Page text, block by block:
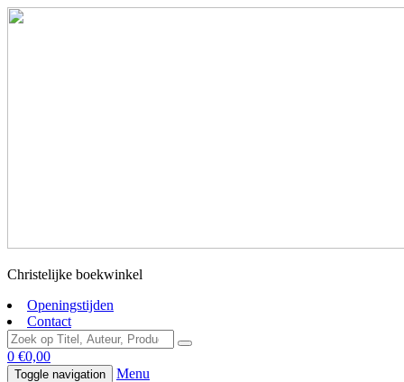
Christelijke boekwinkel
Openingstijden
Contact
0 €0,00
Toggle navigation Menu